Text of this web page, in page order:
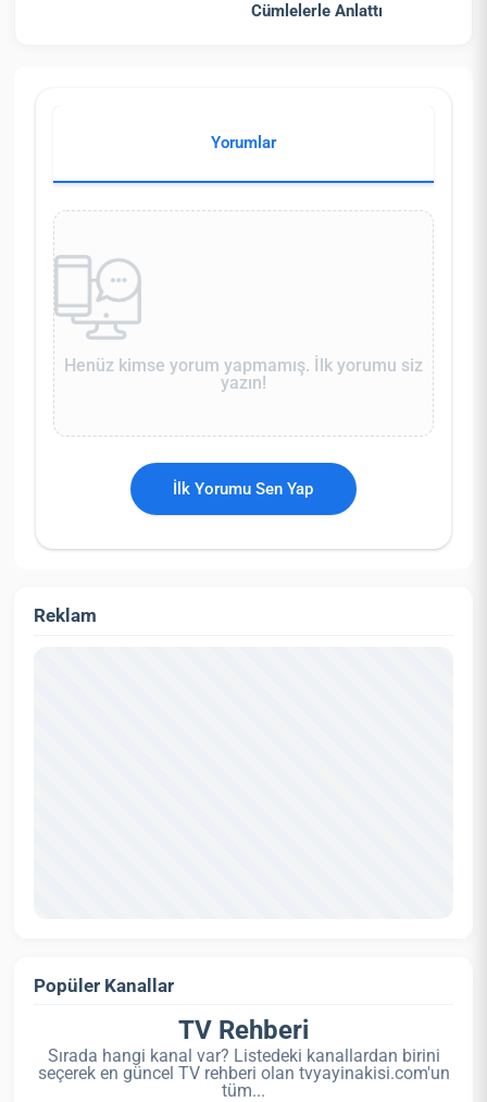
Cümlelerle Anlattı
Yorumlar
Henüz kimse yorum yapmamış. İlk yorumu siz
yazın!
İlk Yorumu Sen Yap
Reklam
Popüler Kanallar
TV Rehberi
Sırada hangi kanal var? Listedeki kanallardan birini
seçerek en güncel TV rehberi olan tvyayinakisi.com'un
tüm...